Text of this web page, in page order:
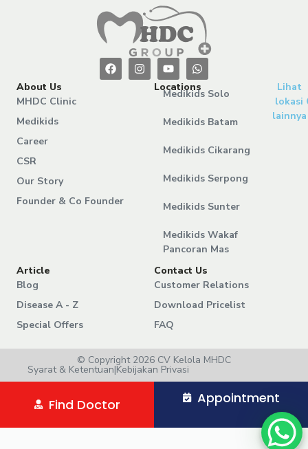
About Us
MHDC Clinic
Medikids
Career
CSR
Our Story
Founder & Co Founder
Locations
Medikids Solo
Medikids Batam
Medikids Cikarang
Medikids Serpong
Medikids Sunter
Medikids Wakaf
Pancoran Mas
Lihat
lokasi
lainnya
Article
Blog
Disease A - Z
Special Offers
Contact Us
Customer Relations
Download Pricelist
FAQ
© Copyright 2026 CV Kelola MHDC
Syarat & Ketentuan|Kebijakan Privasi
Find Doctor Appointment